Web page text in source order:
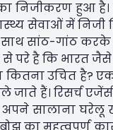
हुआ है।
सेवाओं में
साथ सांठ-गांठ
परे है कि भारत
कितना उचित
हैं। रिसर्च एजेंसी
सालाना घरेलू